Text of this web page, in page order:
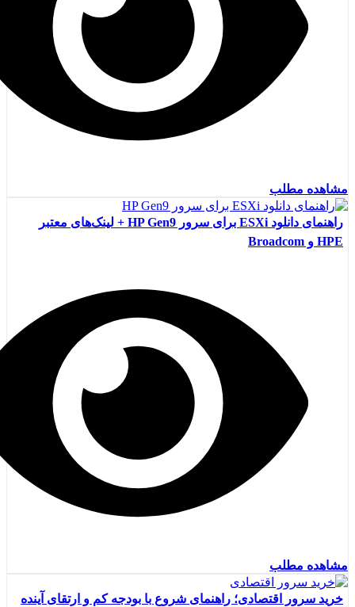
مشاهده مطلب
راهنمای دانلود ESXi برای سرور HP Gen9 + لینک‌های معتبر
HPE و Broadcom
مشاهده مطلب
خرید سرور اقتصادی؛ راهنمای شروع با بودجه کم و ارتقای آینده